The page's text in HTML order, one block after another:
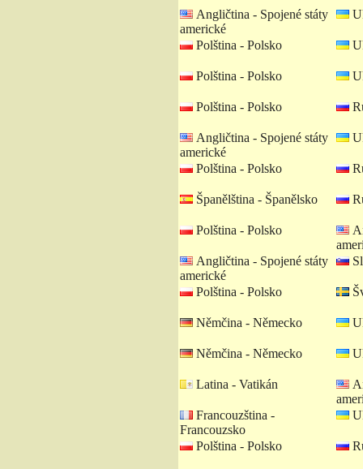
Angličtina - Spojené státy
americké
Polština - Polsko
Polština - Polsko
Polština - Polsko
Angličtina - Spojené státy
americké
Polština - Polsko
Španělština - Španělsko
Polština - Polsko
Angličtina - Spojené státy
americké
Polština - Polsko
Němčina - Německo
Němčina - Německo
Latina - Vatikán
Francouzština -
Francouzsko
Polština - Polsko